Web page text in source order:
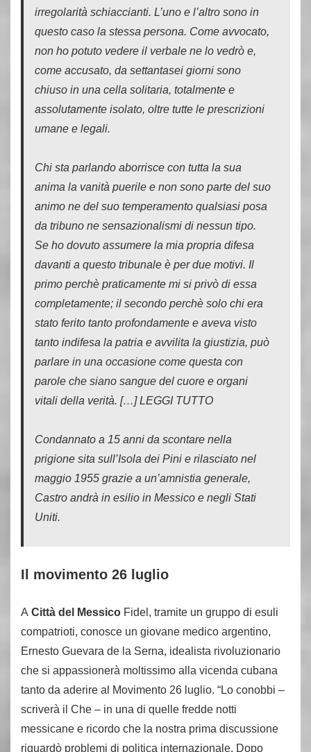
irregolarità schiaccianti. L’uno e l’altro sono in
questo caso la stessa persona. Come avvocato,
non ho potuto vedere il verbale ne lo vedrò e,
come accusato, da settantasei giorni sono
chiuso in una cella solitaria, totalmente e
assolutamente isolato, oltre tutte le prescrizioni
umane e legali.
Chi sta parlando aborrisce con tutta la sua
anima la vanità puerile e non sono parte del suo
animo ne del suo temperamento qualsiasi posa
da tribuno ne sensazionalismi di nessun tipo.
Se ho dovuto assumere la mia propria difesa
davanti a questo tribunale è per due motivi. Il
primo perchè praticamente mi si privò di essa
completamente; il secondo perchè solo chi era
stato ferito tanto profondamente e aveva visto
tanto indifesa la patria e avvilita la giustizia, può
parlare in una occasione come questa con
parole che siano sangue del cuore e organi
vitali della verità. […] LEGGI TUTTO
Condannato a 15 anni da scontare nella
prigione sita sull’Isola dei Pini e rilasciato nel
maggio 1955 grazie a un’amnistia generale,
Castro andrà in esilio in Messico e negli Stati
Uniti.
Il movimento 26 luglio
A Città del Messico Fidel, tramite un gruppo di esuli
compatrioti, conosce un giovane medico argentino,
Ernesto Guevara de la Serna, idealista rivoluzionario
che si appassionerà moltissimo alla vicenda cubana
tanto da aderire al Movimento 26 luglio. “Lo conobbi –
scriverà il Che – in una di quelle fredde notti
messicane e ricordo che la nostra prima discussione
riguardò problemi di politica internazionale. Dopo